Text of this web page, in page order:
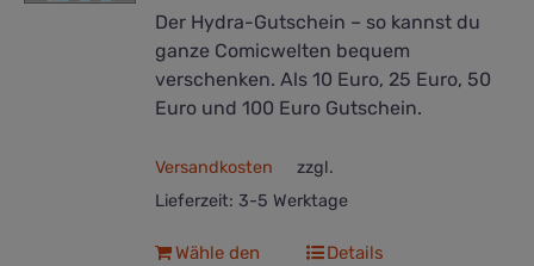
Der Hydra-Gutschein – so kannst du
ganze Comicwelten bequem
verschenken. Als 10 Euro, 25 Euro, 50
Euro und 100 Euro Gutschein.
zzgl.
Versandkosten
Lieferzeit: 3-5 Werktage
Wähle den
Dieses
Details